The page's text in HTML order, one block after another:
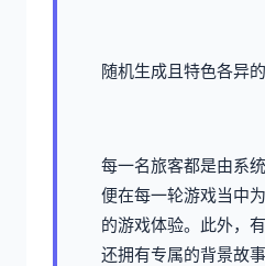
随机生成且特色各异
每一名旅客都是由系
便在每一轮游戏当中
的游戏体验。此外，
还拥有专属的背景故